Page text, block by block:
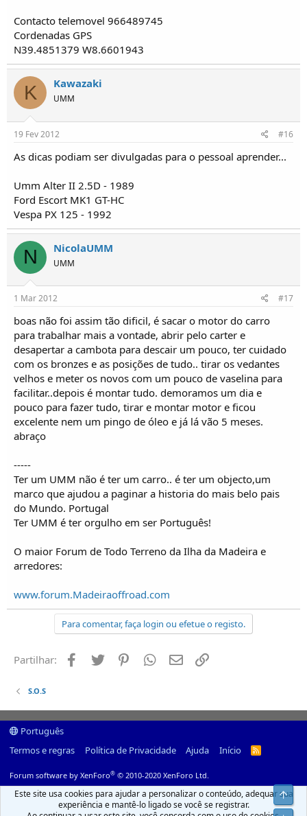
Contacto telemovel 966489745
Cordenadas GPS
N39.4851379 W8.6601943
K Kawazaki
UMM
19 Fev 2012 #16
As dicas podiam ser divulgadas para o pessoal aprender...
Umm Alter II 2.5D - 1989
Ford Escort MK1 GT-HC
Vespa PX 125 - 1992
N NicolaUMM
UMM
1 Mar 2012 #17
boas não foi assim tão dificil, é sacar o motor do carro
para trabalhar mais a vontade, abrir pelo carter e
desapertar a cambota para descair um pouco, ter cuidado
com os bronzes e as posições de tudo.. tirar os vedantes
velhos e meter os novos com um pouco de vaselina para
facilitar..depois é montar tudo. demoramos um dia e
pouco para fazer tudo, tirar e montar motor e ficou
excelente nem um pingo de óleo e já lá vão 5 meses.
abraço
-----
Ter um UMM não é ter um carro.. é ter um objecto,um
marco que ajudou a paginar a historia do mais belo pais
do Mundo. Portugal
Ter UMM é ter orgulho em ser Português!
O maior Forum de Todo Terreno da Ilha da Madeira e
arredores:
www.forum.Madeiraoffroad.com
Para comentar, faça login ou efetue o registo.
Partilhar: Facebook
Twitter PinterestWhatsapp
Email
S.O.S
Português
Termos e regras
Política de Privacidade Ajuda Início
R
Forum software by XenForo® © 2010-2020 XenForo Ltd.
Este site usa cookies para ajudar a personalizar o conteúdo, adequar sua
experiência e mantê-lo ligado se você se registrar.
Top